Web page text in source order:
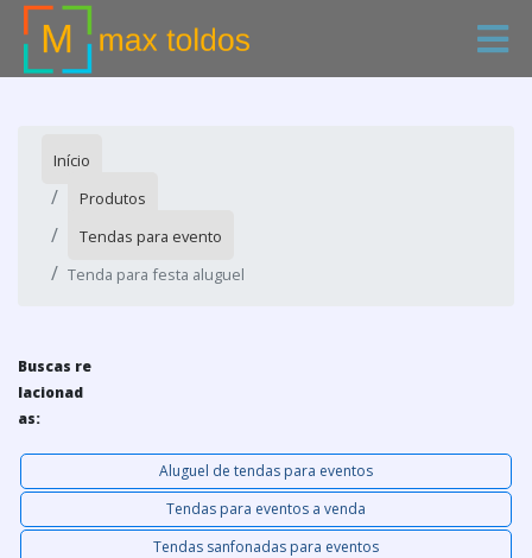
Início
Produtos
Tendas para evento
Tenda para festa aluguel
Buscas re
lacionad
as:
Aluguel de tendas para eventos
Tendas para eventos a venda
Tendas sanfonadas para eventos